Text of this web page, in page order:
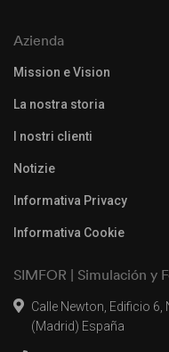
Azienda
Mission e Vision
La nostra storia
I nostri clienti
Notizie
Informativa Privacy
Informativa Cookie
SIMFOR | Simulación y
Calle Newton, Edificio 6,
(Madrid) España